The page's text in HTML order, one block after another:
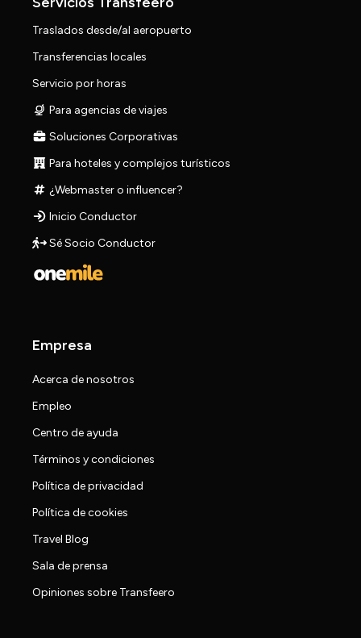
Traslados desde/al aeropuerto
Transferencias locales
Servicio por horas
Para agencias de viajes
Soluciones Corporativas
Para hoteles y complejos turísticos
¿Webmaster o influencer?
Inicio Conductor
Sé Socio Conductor
Empresa
Acerca de nosotros
Empleo
Centro de ayuda
Términos y condiciones
Política de privacidad
Política de cookies
Travel Blog
Sala de prensa
Opiniones sobre Transfeero